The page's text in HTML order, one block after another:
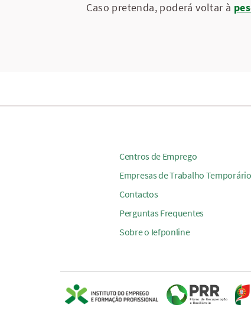
Caso pretenda, poderá voltar à
Centros de Emprego
Empresas de Trabalho Temporário
Contactos
Perguntas Frequentes
Sobre o Iefponline